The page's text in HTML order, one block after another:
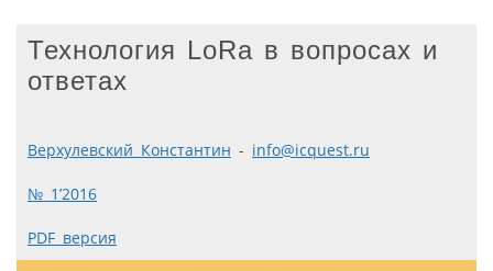
Технология LoRa в вопросах и
ответах
Верхулевский Константин - info@icquest.ru
№ 1’2016
PDF версия